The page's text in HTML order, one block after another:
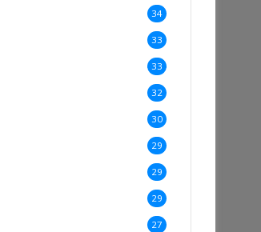
34
33
33
32
30
29
29
29
27